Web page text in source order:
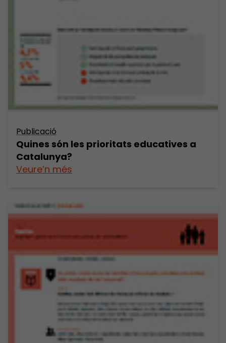
Publicació
Quines són les prioritats educatives a
Catalunya?
Veure’n més